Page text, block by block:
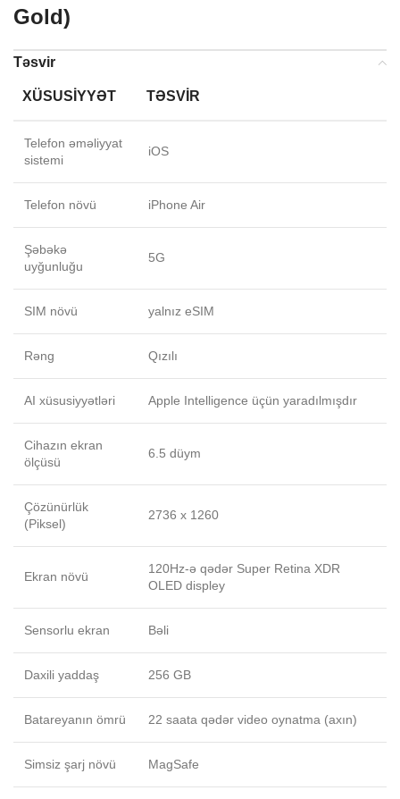
Gold)
Təsvir
XÜSUSIYYƏT TƏSVIR
Telefon əməliyyat
sistemi
iOS
Telefon növü iPhone Air
Şəbəkə
uyğunluğu
5G
SIM növü yalnız eSIM
Rəng Qızılı
AI xüsusiyyətləri Apple Intelligence üçün yaradılmışdır
Cihazın ekran
ölçüsü
6.5 düym
Çözünürlük
(Piksel)
2736 x 1260
Ekran növü
120Hz-ə qədər Super Retina XDR
OLED displey
Sensorlu ekran Bəli
Daxili yaddaş 256 GB
Batareyanın ömrü 22 saata qədər video oynatma (axın)
Simsiz şarj növü MagSafe